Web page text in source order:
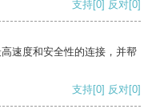
支持[0] 反对[0]
速度和安全性的连接，并帮
支持[0] 反对[0]